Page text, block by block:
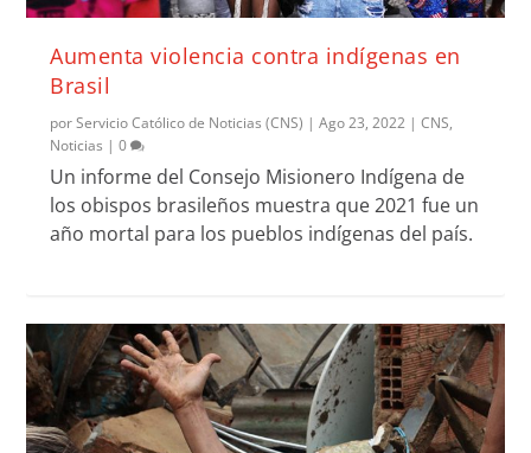
Aumenta violencia contra indígenas en
Brasil
porServicio Católico de Noticias (CNS) |Ago 23, 2022 |CNS,
Noticias |0
Un informe del Consejo Misionero Indígena de
los obispos brasileños muestra que 2021 fue un
año mortal para los pueblos indígenas del país.